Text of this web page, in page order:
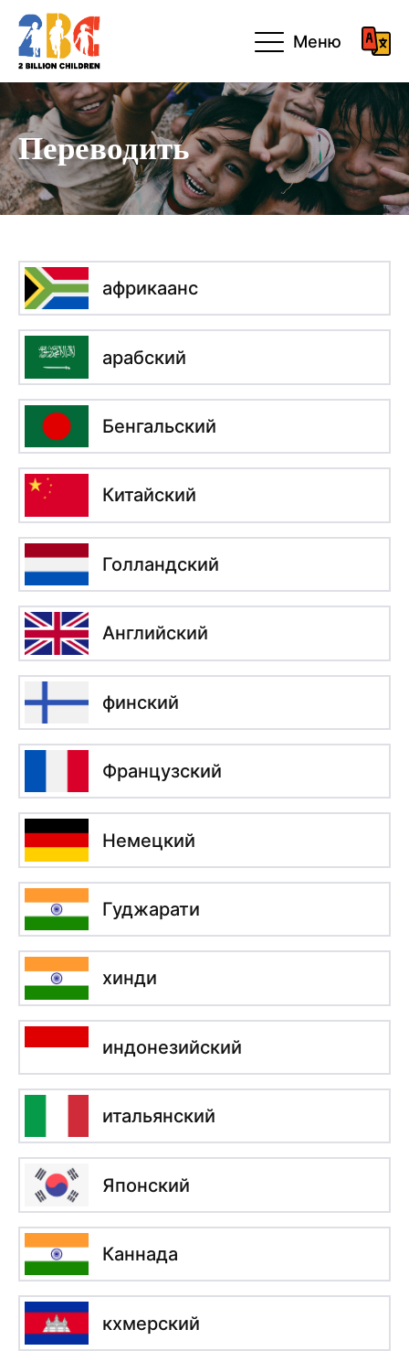
Меню
Переводить
африкаанс
арабский
Бенгальский
Китайский
Голландский
Английский
финский
Французский
Немецкий
Гуджарати
хинди
индонезийский
итальянский
Японский
Каннада
кхмерский